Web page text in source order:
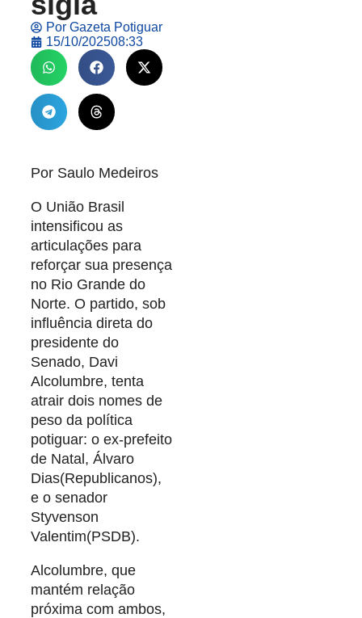
Por Gazeta Potiguar
15/10/202508:33
Por Saulo Medeiros
O União Brasil
intensificou as
articulações para
reforçar sua presença
no Rio Grande do
Norte. O partido, sob
influência direta do
presidente do
Senado, Davi
Alcolumbre, tenta
atrair dois nomes de
peso da política
potiguar: o ex-prefeito
de Natal, Álvaro
Dias(Republicanos),
e o senador
Styvenson
Valentim(PSDB).
Alcolumbre, que
mantém relação
próxima com ambos,